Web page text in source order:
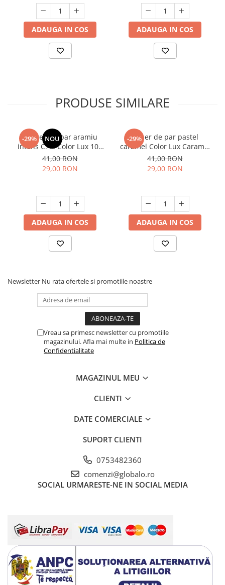
ADAUGA IN COS ADAUGA IN COS
PRODUSE SIMILARE
-29% NOU
Vopsea de par aramiu
intens C.44 Color Lux 100
ml
41,00 RON
29,00 RON
ADAUGA IN COS
-29%
Toner de par pastel
caramel Color Lux Caramel
100 ml
41,00 RON
29,00 RON
ADAUGA IN COS
Newsletter Nu rata ofertele si promotiile noastre
Vreau sa primesc newsletter cu promotiile
magazinului. Afla mai multe in Politica de
Confidentialitate
MAGAZINUL MEU
CLIENTI
DATE COMERCIALE
SUPORT CLIENTI
0753482360
comenzi@globalo.ro
SOCIAL URMARESTE-NE IN SOCIAL MEDIA